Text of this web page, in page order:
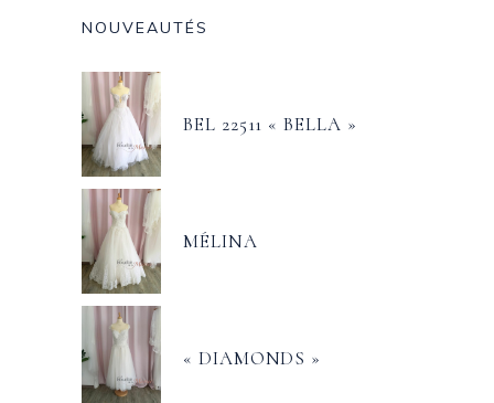
NOUVEAUTÉS
BEL 22511 « BELLA »
MÉLINA
« DIAMONDS »